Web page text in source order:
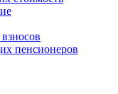
пенсионеров